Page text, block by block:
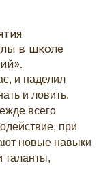
в школе
и наделил
и ловить.
всего
при
новые навыки
таланты,